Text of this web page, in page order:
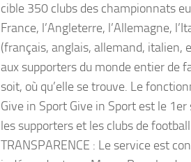
cible 350 clubs des championnats
France, l’Angleterre, l’Allemagne,
(français, anglais, allemand, italien,
aux supporters du monde entier de
soit, où qu’elle se trouve. Le
Give in Sport Give in Sport est le
les supporters et les clubs de
TRANSPARENCE : Le service est